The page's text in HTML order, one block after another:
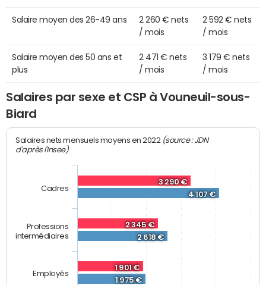
Salaire moyen des 26-49 ans
2 260 € nets
/ mois
2 592 € nets
/ mois
Salaire moyen des 50 ans et
plus
2 471 € nets
/ mois
3 179 € nets
/ mois
Salaires par sexe et CSP à Vouneuil-sous-
Biard
Salaires nets mensuels moyens en 2022 (source : JDN
d'après l'Insee)
3 290 €
2 345 €
1 901 €
4 107 €
2 618 €
1 975 €
Cadres
Professions
intermédiaires
Employés